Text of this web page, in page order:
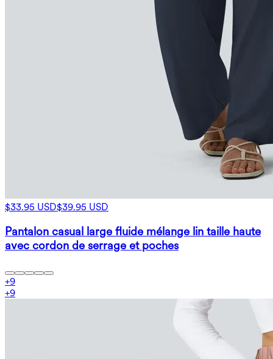
$33.95 USD$39.95 USD
Pantalon casual large fluide mélange lin taille haute
avec cordon de serrage et poches
+9
+9